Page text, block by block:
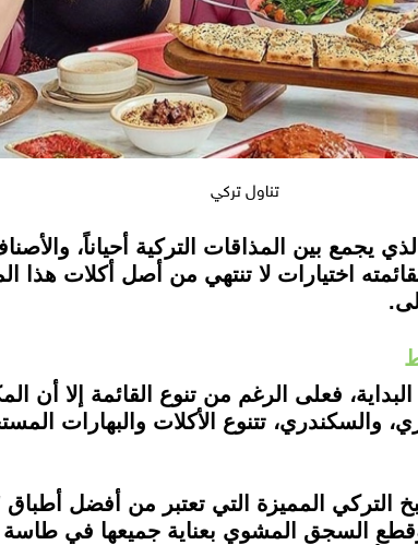
تناول تركي
يجمع بين المذاقات التركية أحياناً،
اختيارات لا تنتهي من أصل أكلات هذا
فعلى الرغم من تنوع القائمة إلا أن
والسكندري، تتنوع الأكلات
التركي المميزة التي تعتبر من أفضل أطباق
وقطع السجق المشوي بعناية جميعها في